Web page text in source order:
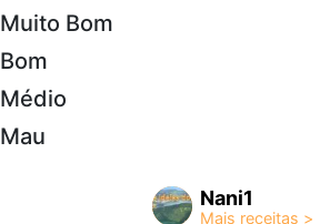
Muito Bom
Bom
Médio
Mau
Nani1